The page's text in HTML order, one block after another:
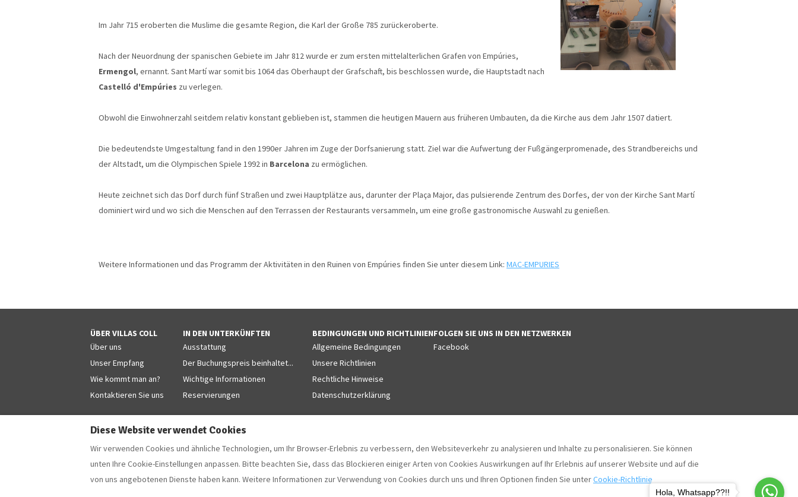
Im Jahr 715 eroberten die Muslime die gesamte Region, die Karl der Große 785 zurückeroberte.
Nach der Neuordnung der spanischen Gebiete im Jahr 812 wurde er zum ersten mittelalterlichen Grafen von Empúries,
Ermengol, ernannt. Sant Martí war somit bis 1064 das Oberhaupt der Grafschaft, bis beschlossen wurde, die Hauptstadt nach
Castelló d'Empúries zu verlegen.
Obwohl die Einwohnerzahl seitdem relativ konstant geblieben ist, stammen die heutigen Mauern aus früheren Umbauten, da die Kirche aus dem Jahr 1507 datiert.
Die bedeutendste Umgestaltung fand in den 1990er Jahren im Zuge der Dorfsanierung statt. Ziel war die Aufwertung der Fußgängerpromenade, des Strandbereichs und
der Altstadt, um die Olympischen Spiele 1992 in Barcelona zu ermöglichen.
Heute zeichnet sich das Dorf durch fünf Straßen und zwei Hauptplätze aus, darunter der Plaça Major, das pulsierende Zentrum des Dorfes, der von der Kirche Sant Martí
dominiert wird und wo sich die Menschen auf den Terrassen der Restaurants versammeln, um eine große gastronomische Auswahl zu genießen.
Weitere Informationen und das Programm der Aktivitäten in den Ruinen von Empúries finden Sie unter diesem Link: MAC-EMPURIES
ÜBER VILLAS COLL
Über uns
Unser Empfang
Wie kommt man an?
Kontaktieren Sie uns
IN DEN UNTERKÜNFTEN
Ausstattung
Der Buchungspreis beinhaltet...
Wichtige Informationen
Reservierungen
BEDINGUNGEN UND RICHTLINIEN
Allgemeine Bedingungen
Unsere Richtlinien
Rechtliche Hinweise
Datenschutzerklärung
FOLGEN SIE UNS IN DEN NETZWERKEN
Facebook
Deutsch EUR +34 629853868
Camí Forestal 3, Sant Martí d'Empúries - L'Escala, Girona, Spanien 17130.
©2026Villas CollAlle Rechte vorbehalten- Powered by
Diese Website verwendet Cookies
Wir verwenden Cookies und ähnliche Technologien, um Ihr Browser-Erlebnis zu verbessern, den Websiteverkehr zu analysieren und Inhalte zu personalisieren. Sie können
unten Ihre Cookie-Einstellungen anpassen. Bitte beachten Sie, dass das Blockieren einiger Arten von Cookies Auswirkungen auf Ihr Erlebnis auf unserer Website und auf die
von uns angebotenen Dienste haben kann. Weitere Informationen zur Verwendung von Cookies durch uns und Ihren Optionen finden Sie unterCookie-Richtlinie
Hola, Whatsapp??!!